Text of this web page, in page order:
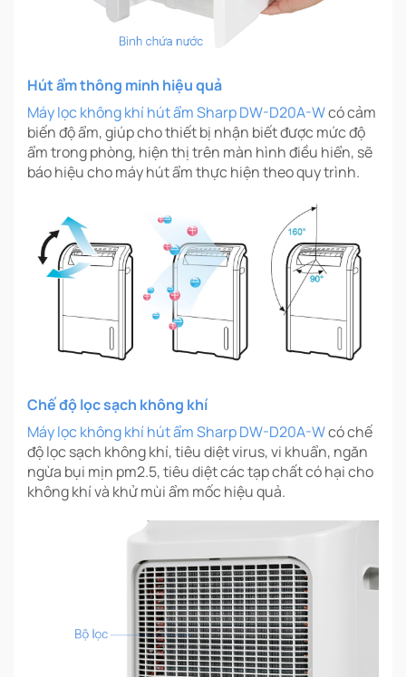
Hút ẩm thông minh hiệu quả
Máy lọc không khí hút ẩm Sharp DW-D20A-Wcó cảm
biến độ ẩm, giúp cho thiết bị nhận biết được mức độ
ẩm trong phòng, hiện thị trên màn hình điều hiển, sẽ
báo hiệu cho máy hút ẩm thực hiện theo quy trình.
Chế độ lọc sạch không khí
Máy lọc không khí hút ẩm Sharp DW-D20A-Wcó chế
độ lọc sạch không khí, tiêu diệt virus, vi khuẩn, ngăn
ngừa bụi mịn pm2.5, tiêu diệt các tạp chất có hại cho
không khí và khử mùi ẩm mốc hiệu quả.